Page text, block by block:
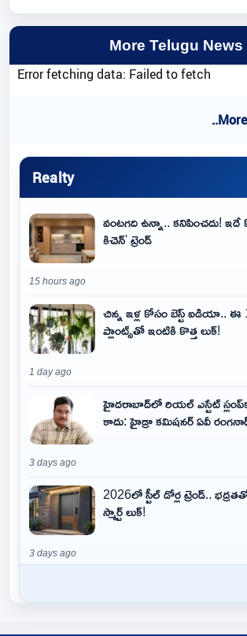
More Telugu News
Error fetching data: Failed to fetch
Realty
వంటగది ఉన్నా.. కనిపించదు! ఇదే
కిచెన్' ట్రెండ్
15 hours ago
చిన్న ఇళ్ల కోసం బెస్ట్ ఐడియా.. ఈ
ప్లాంట్స్‌తో ఇంటికి కొత్త లుక్!
1 day ago
హైదరాబాద్‌లో రియల్ ఎస్టేట్
కాదు: హైడ్రా కమిషనర్ ఏవీ
3 days ago
2026లో స్టీల్ డోర్ల ట్రెండ్..
స్మార్ట్ లుక్!
3 days ago